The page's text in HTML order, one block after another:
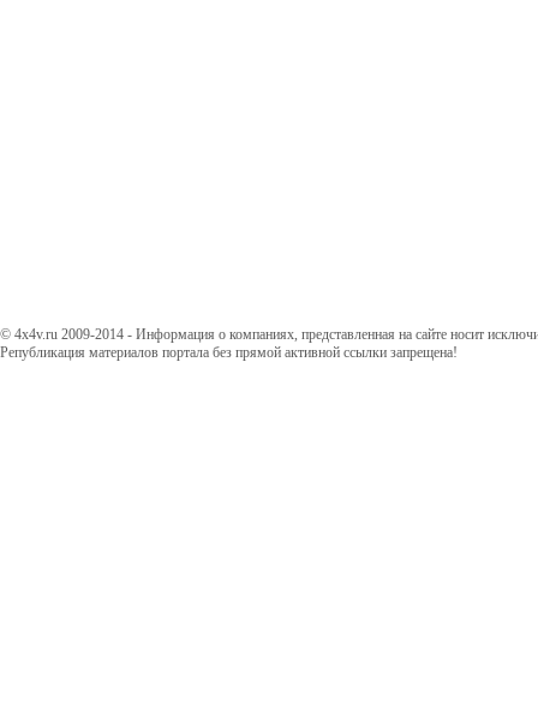
© 4x4v.ru 2009-2014 - Информация о компаниях, представленная на сайте носит
Републикация материалов портала без прямой активной ссылки запрещена!